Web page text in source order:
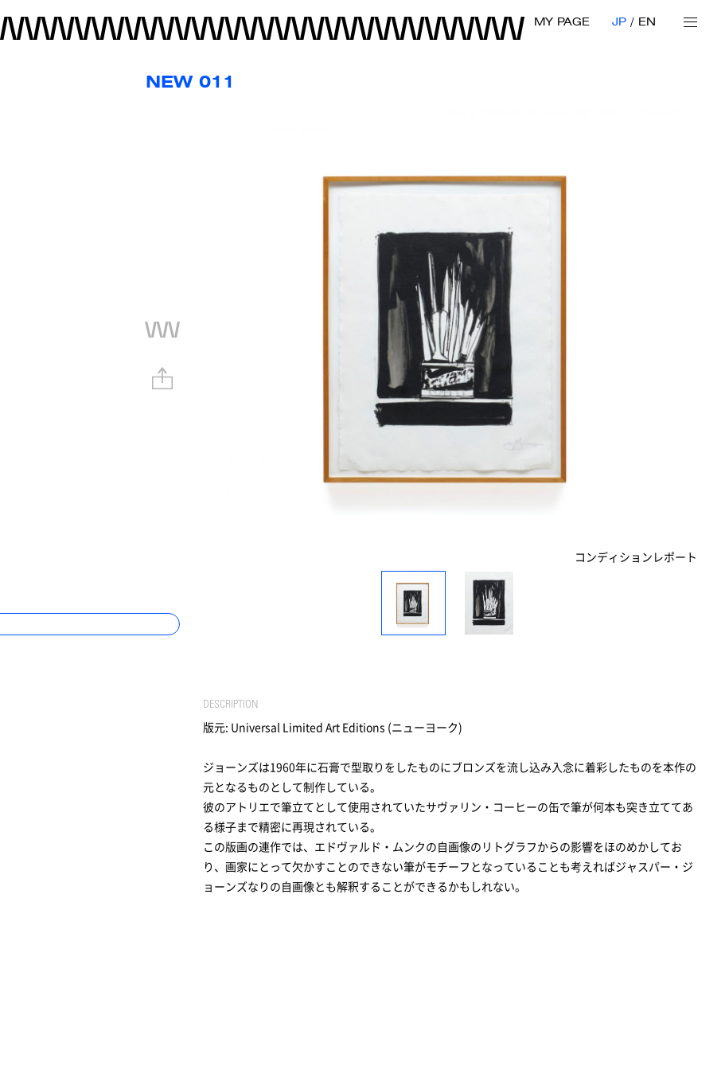
MY PAGE JP EN
NEW 011
コンディションレポート
DESCRIPTION
版元: Universal Limited Art Editions (ニューヨーク)
ジョーンズは1960年に石膏で型取りをしたものにブロンズを流し込み入念に着彩したものを本作の
元となるものとして制作している。
彼のアトリエで筆立てとして使用されていたサヴァリン・コーヒーの缶で筆が何本も突き立ててあ
る様子まで精密に再現されている。
この版画の連作では、エドヴァルド・ムンクの自画像のリトグラフからの影響をほのめかしてお
り、画家にとって欠かすことのできない筆がモチーフとなっていることも考えればジャスパー・ジ
ョーンズなりの自画像とも解釈することができるかもしれない。